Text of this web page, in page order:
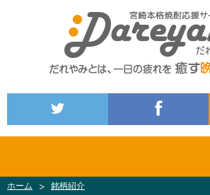
ホーム 銘柄紹介